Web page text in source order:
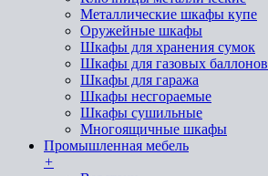
Металлические шкафы купе
Оружейные шкафы
Шкафы для хранения сумок
Шкафы для газовых баллонов
Шкафы для гаража
Шкафы несгораемые
Шкафы сушильные
Многоящичные шкафы
Промышленная мебель
+